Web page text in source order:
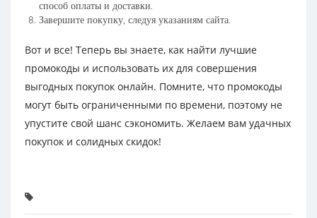
способ оплаты и доставки.
Завершите покупку, следуя указаниям сайта.
Вот и все! Теперь вы знаете, как найти лучшие
промокоды и использовать их для совершения
выгодных покупок онлайн. Помните, что промокоды
могут быть ограниченными по времени, поэтому не
упустите свой шанс сэкономить. Желаем вам удачных
покупок и солидных скидок!